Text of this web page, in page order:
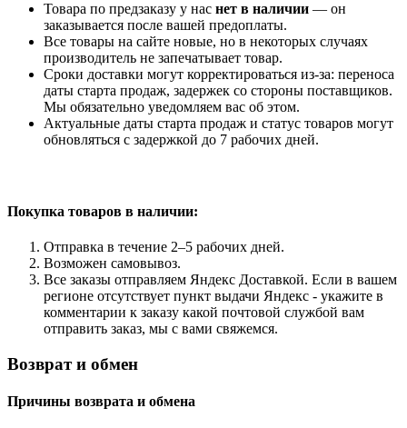
Товара по предзаказу у нас нет в наличии — он
заказывается после вашей предоплаты.
Все товары на сайте новые, но в некоторых случаях
производитель не запечатывает товар.
Сроки доставки могут корректироваться из-за: переноса
даты старта продаж, задержек со стороны поставщиков.
Мы обязательно уведомляем вас об этом.
Актуальные даты старта продаж и статус товаров могут
обновляться с задержкой до 7 рабочих дней.
Покупка товаров в наличии:
Отправка в течение 2–5 рабочих дней.
Возможен самовывоз.
Все заказы отправляем Яндекс Доставкой. Если в вашем
регионе отсутствует пункт выдачи Яндекс - укажите в
комментарии к заказу какой почтовой службой вам
отправить заказ, мы с вами свяжемся.
Возврат и обмен
Причины возврата и обмена